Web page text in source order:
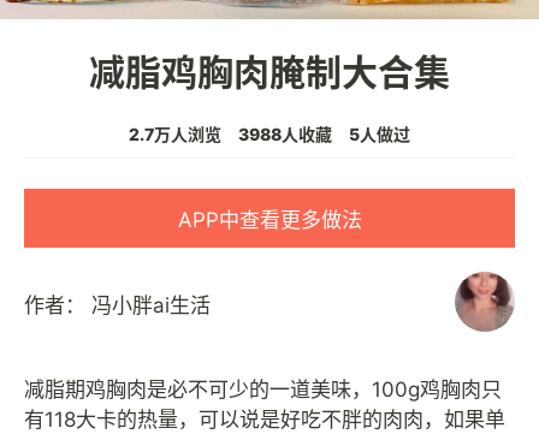
减脂鸡胸肉腌制大合集
2.7万人浏览 3988人收藏 5人做过
APP中查看更多做法
作者： 冯小胖ai生活
减脂期鸡胸肉是必不可少的一道美味，100g鸡胸肉只
有118大卡的热量，可以说是好吃不胖的肉肉，如果单